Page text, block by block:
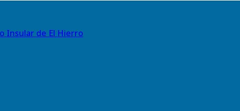
Insular de El Hierro